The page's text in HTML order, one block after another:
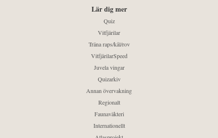
Lär dig mer
Quiz
Vitfjärilar
Träna raps/kål/rov
VitfjärilarSpeed
Juvela vingar
Quizarkiv
Annan övervakning
Regionalt
Faunaväkteri
Internationellt